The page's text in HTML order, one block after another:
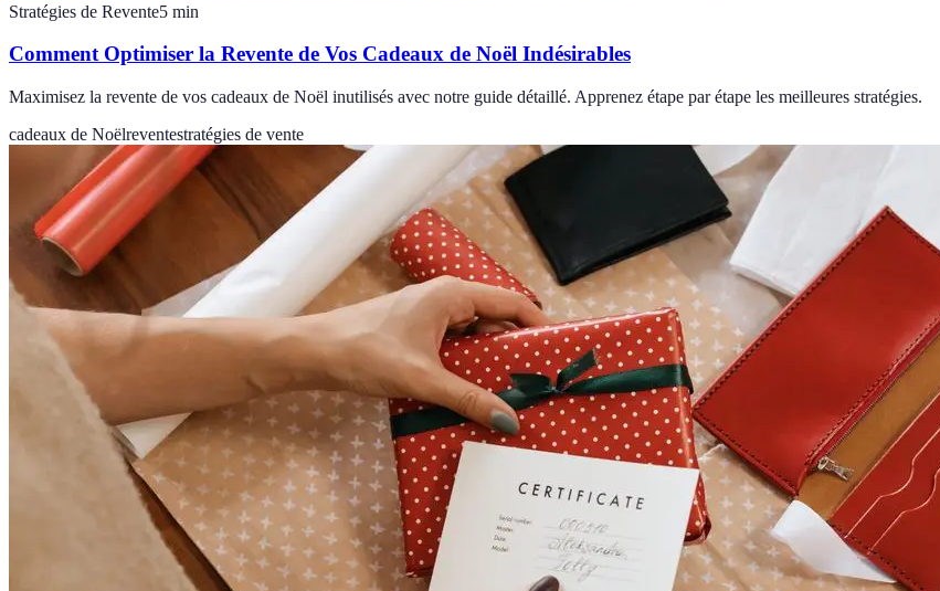
Stratégies de Revente5 min
Comment Optimiser la Revente de Vos Cadeaux de Noël Indésirables
Maximisez la revente de vos cadeaux de Noël inutilisés avec notre guide détaillé. Apprenez étape par étape les meilleures stratégies.
cadeaux de Noëlreventestratégies de vente